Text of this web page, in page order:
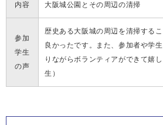
内容 大阪城公園とその周辺の清掃
参加
学生
の声
歴史ある大阪城の周辺を清掃する
良かったです。また、参加者や学
りながらボランティアができて嬉
生）